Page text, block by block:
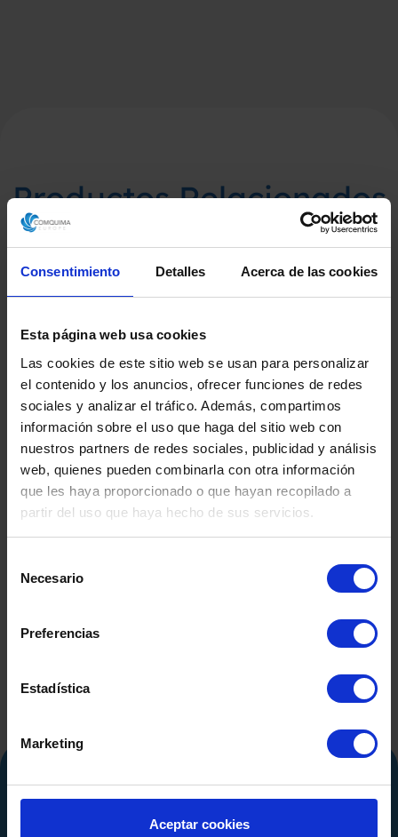
Consentimiento Detalles Acerca de las cookies
Esta página web usa cookies
Las cookies de este sitio web se usan para personalizar
el contenido y los anuncios, ofrecer funciones de redes
sociales y analizar el tráfico. Además, compartimos
información sobre el uso que haga del sitio web con
nuestros partners de redes sociales, publicidad y análisis
web, quienes pueden combinarla con otra información
que les haya proporcionado o que hayan recopilado a
partir del uso que haya hecho de sus servicios.
Necesario
Preferencias
Estadística
Marketing
Aceptar cookies
Productos Relacionados
CO.INOX